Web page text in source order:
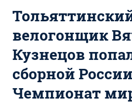
Ремонт Обводного шоссе
Набережная Тольятти
Неделя Тольятти
велогонщик
Кузнецов
сборной
Чемпионат